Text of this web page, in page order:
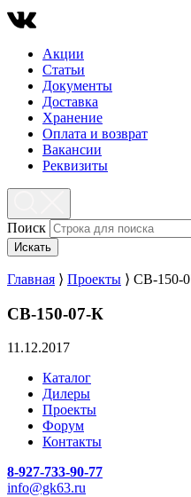
Акции
Статьи
Документы
Доставка
Хранение
Оплата и возврат
Вакансии
Реквизиты
Поиск
Искать
Главная ⟩ Проекты ⟩ СВ-150-
СВ-150-07-К
11.12.2017
Каталог
Дилеры
Проекты
Форум
Контакты
8-927-733-90-77
info@gk63.ru